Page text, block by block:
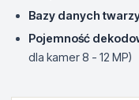
Bazy danych
Pojemność
dla kamer 8 - 12 MP)